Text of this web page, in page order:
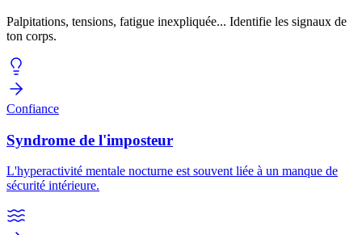
Palpitations, tensions, fatigue inexpliquée... Identifie les signaux de
ton corps.
Confiance
Syndrome de l'imposteur
L'hyperactivité mentale nocturne est souvent liée à un manque de
sécurité intérieure.